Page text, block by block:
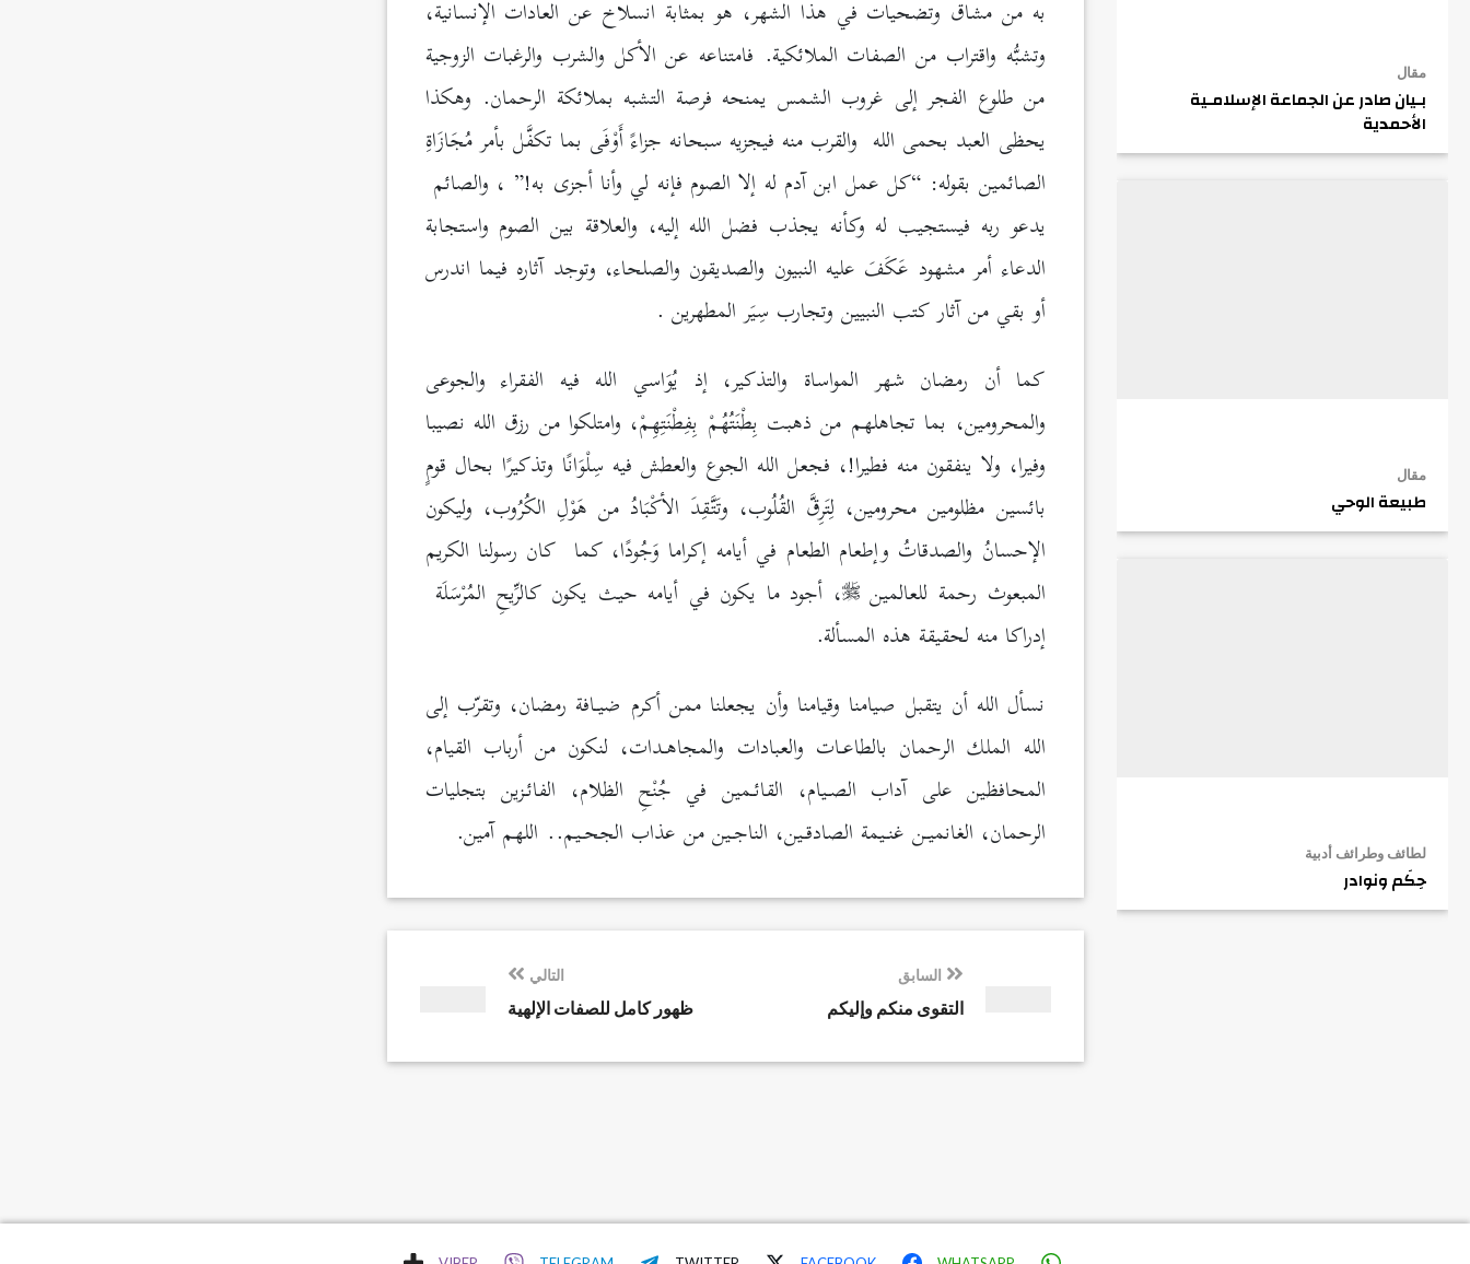
مقال
بـيان صادر عن الجماعة الإسلامـية
الأحمدية
مقال
طبيعة الوحي
لطائف وطرائف أدبية
حِكَم ونوادر
به من مشاق وتضحيات في هذا الشهر، هو بمثابة انسلاخ عن العادات الإنسانية،
وتشبُّه واقتراب من الصفات الملائكية. فامتناعه عن الأكل والشرب والرغبات الزوجية
من طلوع الفجر إلى غروب الشمس يمنحه فرصة التشبه بملائكة الرحمان. وهكذا
يحظى العبد بحمى الله والقرب منه فيجزيه سبحانه جزاءً أَوْفَى بما تكفَّل بأمر مُجَازَاةِ
الصائمين بقوله: “كل عمل ابن آدم له إلا الصوم فإنه لي وأنا أجزى به!” ، والصائم
يدعو ربه فيستجيب له وكأنه يجذب فضل الله إليه، والعلاقة بين الصوم واستجابة
الدعاء أمر مشهود عَكَفَ عليه النبيون والصديقون والصلحاء، وتوجد آثاره فيما اندرس
أو بقي من آثار كتب النبيين وتجارب سِيَر المطهرين .
كما أن رمضان شهر المواساة والتذكير، إذ يُوَاسي الله فيه الفقراء والجوعى
والمحرومين، بما تجاهلهم من ذهبت بِطْنَتُهُمْ بِفِطْنَتِهِمْ، وامتلكوا من رزق الله نصيبا
وفيرا، ولا ينفقون منه فطيرا!، فجعل الله الجوع والعطش فيه سِلْوَانًا وتذكيرًا بحال قومٍ
بائسين مظلومين محرومين، لِتَرِقَّ القُلُوب، وتَتَّقِدَ الأكْبَادُ من هَوْلِ الكُرُوب، وليكون
الإحسانُ والصدقاتُ وإطعام الطعام في أيامه إكراما وَجُودًا، كما كان رسولنا الكريم
المبعوث رحمة للعالمين ، أجود ما يكون في أيامه حيث يكون كالرِّيحِ المُرْسَلَة
إدراكا منه لحقيقة هذه المسألة.
نسأل الله أن يتقبل صيامنا وقيامنا وأن يجعلنا ممن أكرم ضيـافة رمضان، وتقرّب إلى
الله الملك الرحمان بالطاعـات والعبادات والمجاهـدات، لنكون من أرباب القيام،
المحافظين على آداب الصـيام، القائـمين في جُنْحِ الظلام، الفائـزين بتجليات
الرحمان، الغانميـن غنـيمة الصادقـين، الناجـين من عذاب الجحـيم.. اللهم آمين.
السابق
التقوى منكم وإليكم
التالي
ظهور كامل للصفات الإلهية